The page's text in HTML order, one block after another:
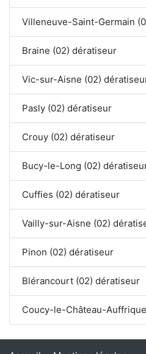
Villeneuve-Saint-Germain
Braine (02) dératiseur
Vic-sur-Aisne (02)
Pasly (02) dératiseur
Crouy (02) dératiseur
Bucy-le-Long (02)
Cuffies (02) dératiseur
Vailly-sur-Aisne (02)
Pinon (02) dératiseur
Blérancourt (02) dératiseur
Coucy-le-Château-